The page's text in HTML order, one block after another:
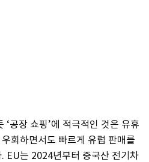
‘공장 쇼핑’에 적극적인 것은 유휴
회하면서도 빠르게 유럽 판매를
EU는 2024년부터 중국산 전기차